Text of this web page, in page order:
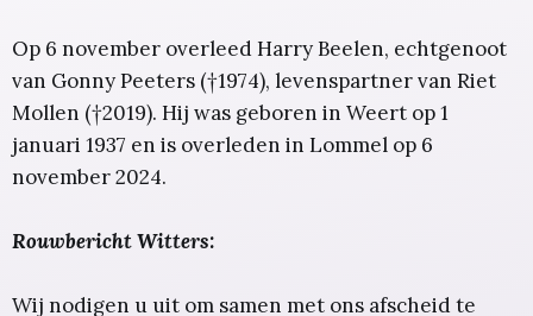
Op 6 november overleed Harry Beelen, echtgenoot
van Gonny Peeters (†1974), levenspartner van Riet
Mollen (†2019). Hij was geboren in Weert op 1
januari 1937 en is overleden in Lommel op 6
november 2024.
Rouwbericht Witters:
Wij nodigen u uit om samen met ons afscheid te